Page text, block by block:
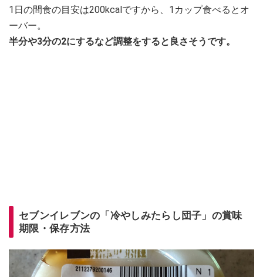
1日の間食の目安は200kcalですから、1カップ食べるとオ
ーバー。
半分や3分の2にするなど調整をすると良さそうです。
セブンイレブンの「冷やしみたらし団子」の賞味
期限・保存方法